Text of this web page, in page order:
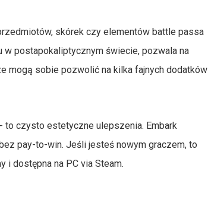
skórek czy elementów battle passa
w postapokaliptycznym świecie, pozwala na
mogą sobie pozwolić na kilka fajnych dodatków
to czysto estetyczne ulepszenia. Embark
pay-to-win. Jeśli jesteś nowym graczem, to
i dostępna na PC via Steam.